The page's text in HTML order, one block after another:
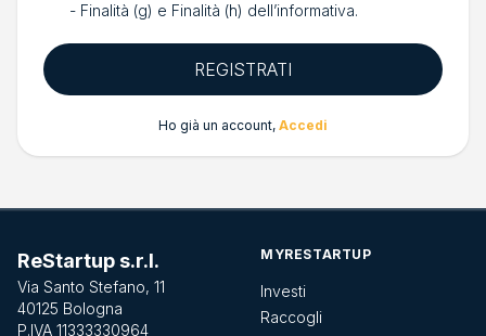
- Finalità (g) e Finalità (h) dell’informativa.
REGISTRATI
Ho già un account, Accedi
ReStartup s.r.l.
Via Santo Stefano, 11
40125 Bologna
P.IVA 11333330964
MYRESTARTUP
Investi
Raccogli